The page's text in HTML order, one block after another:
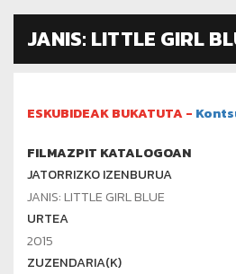
JANIS: LITTLE GIRL
ESKUBIDEAK BUKATUTA -
FILMAZPIT KATALOGOAN
JATORRIZKO IZENBURUA
JANIS: LITTLE GIRL BLUE
URTEA
2015
ZUZENDARIA(K)